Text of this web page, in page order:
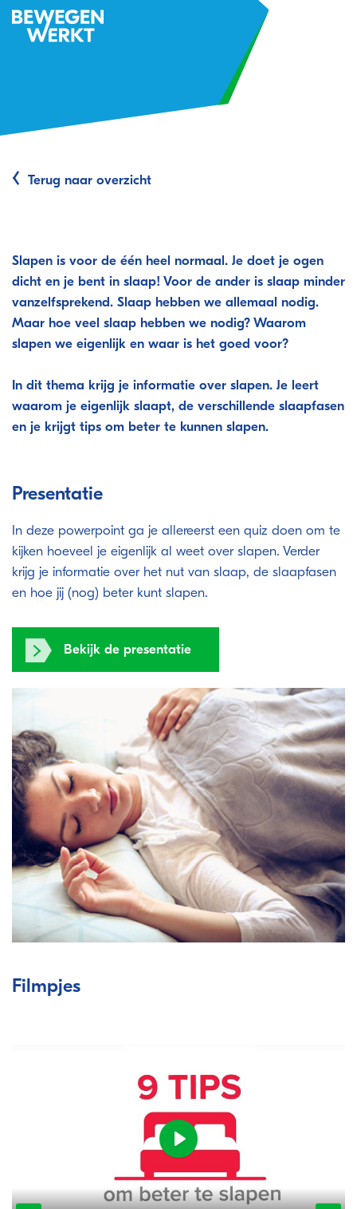
Terug naar overzicht
Slapen is voor de één heel normaal. Je doet je ogen
dicht en je bent in slaap! Voor de ander is slaap minder
vanzelfsprekend. Slaap hebben we allemaal nodig.
Maar hoe veel slaap hebben we nodig? Waarom
slapen we eigenlijk en waar is het goed voor?
In dit thema krijg je informatie over slapen. Je leert
waarom je eigenlijk slaapt, de verschillende slaapfasen
en je krijgt tips om beter te kunnen slapen.
Presentatie
In deze powerpoint ga je allereerst een quiz doen om te
kijken hoeveel je eigenlijk al weet over slapen. Verder
krijg je informatie over het nut van slaap, de slaapfasen
en hoe jij (nog) beter kunt slapen.
Bekijk de presentatie
Filmpjes
Play